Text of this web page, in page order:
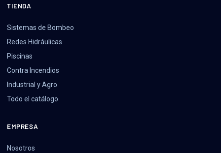
TIENDA
Sistemas de Bombeo
Redes Hidráulicas
Piscinas
Contra Incendios
Industrial y Agro
Todo el catálogo
EMPRESA
Nosotros